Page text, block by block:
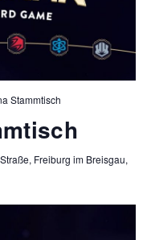
Stammtisch
Freiburg im Breisgau,